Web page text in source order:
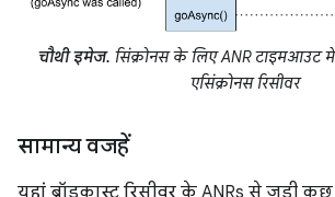
चौथी इमेज. सिंक्रोनस के लिए ANR टाइमआउट
एसिंक्रोनस रिसीवर
सामान्य वजहें
यहां ब्रॉडकास्ट रिसीवर के ANRs से जुड़ी